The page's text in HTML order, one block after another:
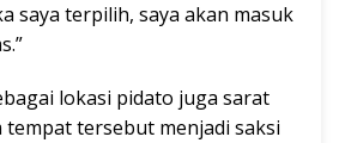
saya terpilih, saya akan masuk
lokasi pidato juga sarat
tersebut menjadi saksi